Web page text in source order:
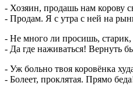
- Хозяин, продашь нам корову
- Продам. Я с утра с ней на
- Не много ли просишь, старик,
- Да где наживаться! Вернуть
- Уж больно твоя коровёнка
- Болеет, проклятая. Прямо